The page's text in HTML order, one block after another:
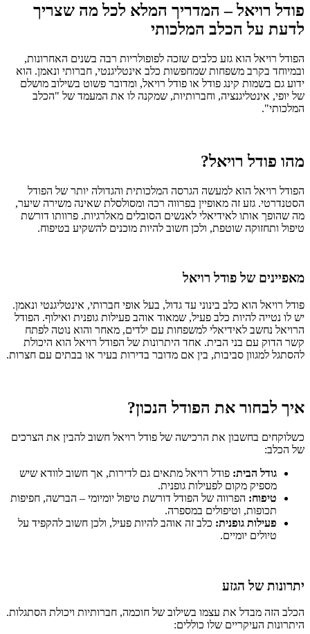
פודל רויאל – המדריך המלא לכל מה שצריך
לדעת על הכלב המלכותי
הפודל רויאל הוא גזע כלבים שזכה לפופולריות רבה בשנים האחרונות,
ובמיוחד בקרב משפחות שמחפשות כלב אינטליגנטי, חברותי ונאמן. הוא
ידוע גם בשמות קינג פודל או פודל רויאל, ומדובר פשוט בשילוב מושלם
של יופי, אינטליגנציה, וחברותיות, שמקנה לו את המעמד של "הכלב
המלכותי".
מהו פודל רויאל?
הפודל רויאל הוא למעשה הגרסה המלכותית והגדולה יותר של הפודל
הסטנדרטי. גזע זה מאופיין בפרווה רכה ומסולסלת שאינה משירה שיער,
מה שהופך אותו לאידיאלי לאנשים הסובלים מאלרגיות. פרוותו דורשת
טיפול ותחזוקה שוטפת, ולכן חשוב להיות מוכנים להשקיע בטיפוח.
מאפיינים של פודל רויאל
פודל רויאל הוא כלב בינוני עד גדול, בעל אופי חברותי, אינטליגנטי ונאמן.
יש לו נטייה להיות כלב פעיל, שמאוד אוהב פעילות גופנית ואילוף. הפודל
הרויאל נחשב לאידיאלי למשפחות עם ילדים, מאחר והוא נוטה לפתח
קשר הדוק עם בני הבית. אחד היתרונות של הפודל רויאל הוא היכולת
להסתגל למגוון סביבות, בין אם מדובר בדירות בעיר או בבתים עם חצרות.
איך לבחור את הפודל הנכון?
כשלוקחים בחשבון את הרכישה של פודל רויאל חשוב להבין את הצרכים
של הכלב:
גודל הבית: פודל רויאל מתאים גם לדירות, אך חשוב לוודא שיש
מספיק מקום לפעילות גופנית.
טיפוח: הפרווה של הפודל דורשת טיפול יומיומי – הברשה, חפיפות
תכופות, וטיפולים במספרה.
פעילות גופנית: כלב זה אוהב להיות פעיל, ולכן חשוב להקפיד על
טיולים יומיים.
יתרונות של הגזע
הכלב הזה מבדל את עצמו בשילוב של חוכמה, חברותיות ויכולת הסתגלות.
היתרונות העיקריים שלו כוללים: